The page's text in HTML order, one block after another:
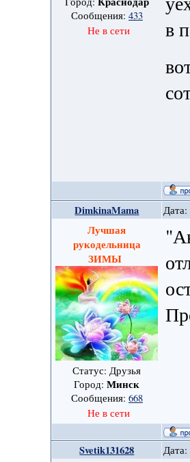
Сообщения: 433
Не в сети
в
DimkinaMama
Лучшая
рукодельница
ЗИМЫ
Статус: Друзья
Город:Минск
Сообщения: 668
Не в сети
Svetik131628